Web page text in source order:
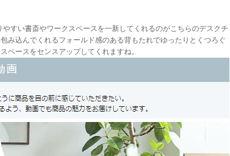
すい書斎やワークスペースを一新してくれるのがこちらのデスクチ
み込んでくれるフォールド感のある背もたれでゆったりとくつろぐ
ペースをセンスアップしてくれますね。